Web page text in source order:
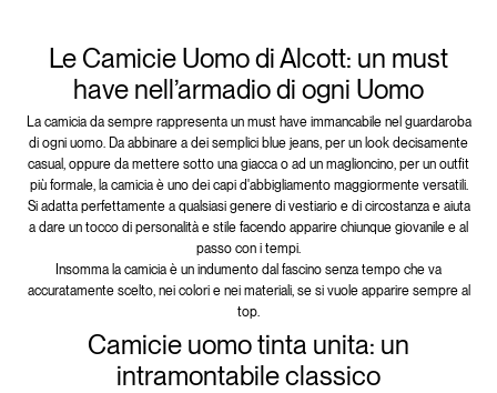
Le Camicie Uomo di Alcott: un must
have nell’armadio di ogni Uomo
La camicia da sempre rappresenta un must have immancabile nel guardaroba
di ogni uomo. Da abbinare a dei semplici blue jeans, per un look decisamente
casual, oppure da mettere sotto una giacca o ad un maglioncino, per un outfit
più formale, la camicia è uno dei capi d'abbigliamento maggiormente versatili.
Si adatta perfettamente a qualsiasi genere di vestiario e di circostanza e aiuta
a dare un tocco di personalità e stile facendo apparire chiunque giovanile e al
passo con i tempi.
Insomma la camicia è un indumento dal fascino senza tempo che va
accuratamente scelto, nei colori e nei materiali, se si vuole apparire sempre al
top.
Camicie uomo tinta unita: un
intramontabile classico